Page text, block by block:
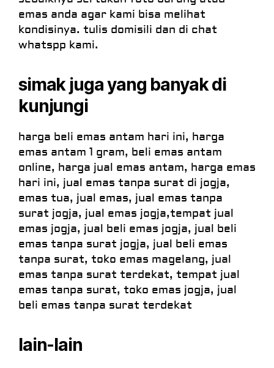
emas anda agar kami bisa melihat
kondisinya. tulis domisili dan di chat
whatspp kami.
simak juga yang banyak di
kunjungi
harga beli emas antam hari ini, harga
emas antam 1 gram, beli emas antam
online, harga jual emas antam, harga emas
hari ini, jual emas tanpa surat di jogja,
emas tua, jual emas, jual emas tanpa
surat jogja, jual emas jogja,tempat jual
emas jogja, jual beli emas jogja, jual beli
emas tanpa surat jogja, jual beli emas
tanpa surat, toko emas magelang, jual
emas tanpa surat terdekat, tempat jual
emas tanpa surat, toko emas jogja, jual
beli emas tanpa surat terdekat
lain-lain